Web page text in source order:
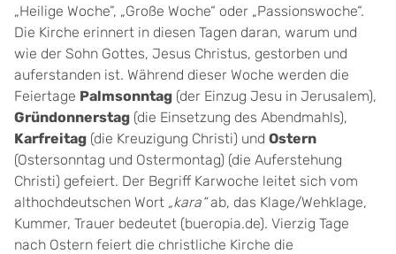
„Heilige Woche”, „Große Woche“ oder „Passionswoche“.
Die Kirche erinnert in diesen Tagen daran, warum und
wie der Sohn Gottes, Jesus Christus, gestorben und
auferstanden ist. Während dieser Woche werden die
Feiertage Palmsonntag (der Einzug Jesu in Jerusalem),
Gründonnerstag (die Einsetzung des Abendmahls),
Karfreitag (die Kreuzigung Christi) und Ostern
(Ostersonntag und Ostermontag) (die Auferstehung
Christi) gefeiert. Der Begriff Karwoche leitet sich vom
althochdeutschen Wort „kara“ab, das Klage/Wehklage,
Kummer, Trauer bedeutet (bueropia.de). Vierzig Tage
nach Ostern feiert die christliche Kirche die